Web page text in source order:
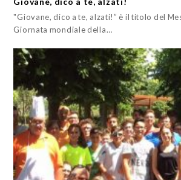
"Giovane, dico a te, alzati!” è il titolo del
Giornata mondiale della…